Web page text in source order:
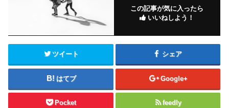
この記事が気に入ったら
いいねしよう！
ツイート シェア
はてブ Google+
Pocket feedly